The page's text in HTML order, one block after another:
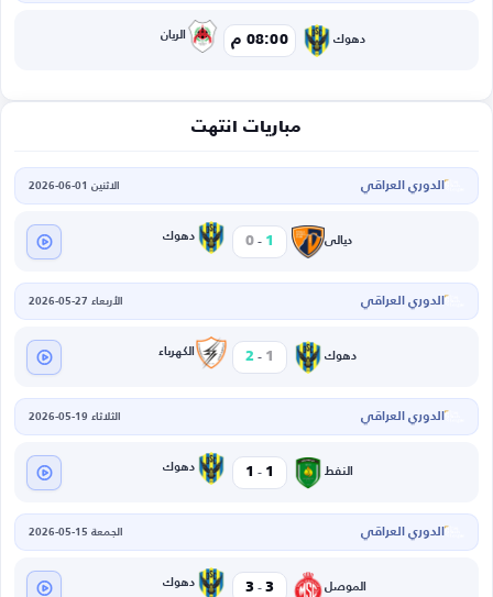
دهوك 08:00 م الريان
مباريات انتهت
الدوري العراقي الاثنين 01-06-2026
ديالى 1
-
0 دهوك
الدوري العراقي الأربعاء 27-05-2026
دهوك 1
-
2 الكهرباء
الدوري العراقي الثلاثاء 19-05-2026
النفط 1
-
1 دهوك
الدوري العراقي الجمعة 15-05-2026
الموصل 3
-
3 دهوك